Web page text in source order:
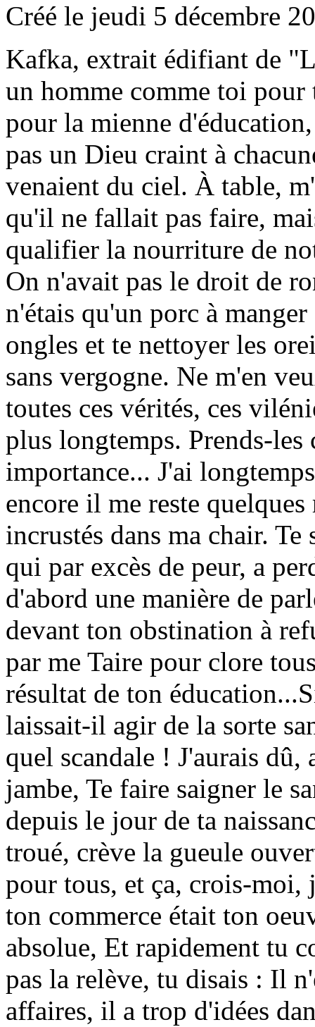
Créé le jeudi 5 décembre
Kafka, extrait édifiant de
un homme comme toi
pour la mienne
pas un Dieu craint à
venaient du ciel. À table,
qu'il ne fallait pas faire,
qualifier la nourriture de
On n'avait pas le droit de
n'étais qu'un porc à
ongles et te nettoyer les
sans vergogne. Ne m'en
toutes ces vérités, ces
plus longtemps. Prends-les
importance... J'ai
encore il me reste
incrustés dans ma chair.
qui par excès de peur, a
d'abord une manière de
devant ton obstination à
par me Taire pour clore
résultat de ton
laissait-il agir de la sorte
quel scandale ! J'aurais
jambe, Te faire saigner le
depuis le jour de ta
troué, crève la gueule
pour tous, et ça, crois-moi,
ton commerce était ton
absolue, Et rapidement tu
pas la relève, tu disais : Il
affaires, il a trop d'idées